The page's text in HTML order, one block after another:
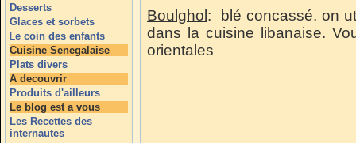
Desserts
Glaces et sorbets
Le coin des enfants
Cuisine Senegalaise
Plats divers
A decouvrir
Produits d'ailleurs
Le blog est a vous
Les Recettes des
internautes
Boulghol :
blé concassé. on
dans la cuisine libanaise.
orientales